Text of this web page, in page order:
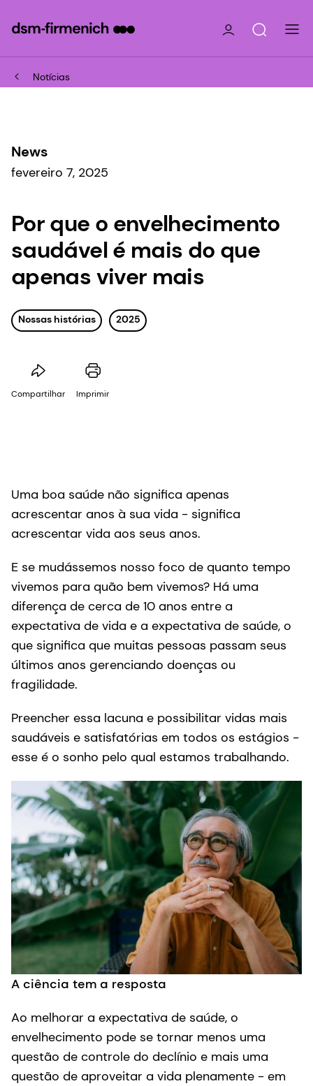
Notícias
News
fevereiro 7, 2025
Por que o envelhecimento
saudável é mais do que
apenas viver mais
Nossas histórias 2025
Compartilhar Imprimir
Uma boa saúde não significa apenas
acrescentar anos à sua vida - significa
acrescentar vida aos seus anos.
E se mudássemos nosso foco de quanto tempo
vivemos para quão bem vivemos? Há uma
diferença de cerca de 10 anos entre a
expectativa de vida e a expectativa de saúde, o
que significa que muitas pessoas passam seus
últimos anos gerenciando doenças ou
fragilidade.
Preencher essa lacuna e possibilitar vidas mais
saudáveis e satisfatórias em todos os estágios -
esse é o sonho pelo qual estamos trabalhando.
A ciência tem a resposta
Ao melhorar a expectativa de saúde, o
envelhecimento pode se tornar menos uma
questão de controle do declínio e mais uma
questão de aproveitar a vida plenamente - em